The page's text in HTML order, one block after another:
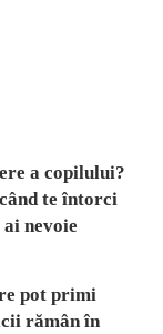
a copilului?
te întorci
nevoie
pot primi
rămân în